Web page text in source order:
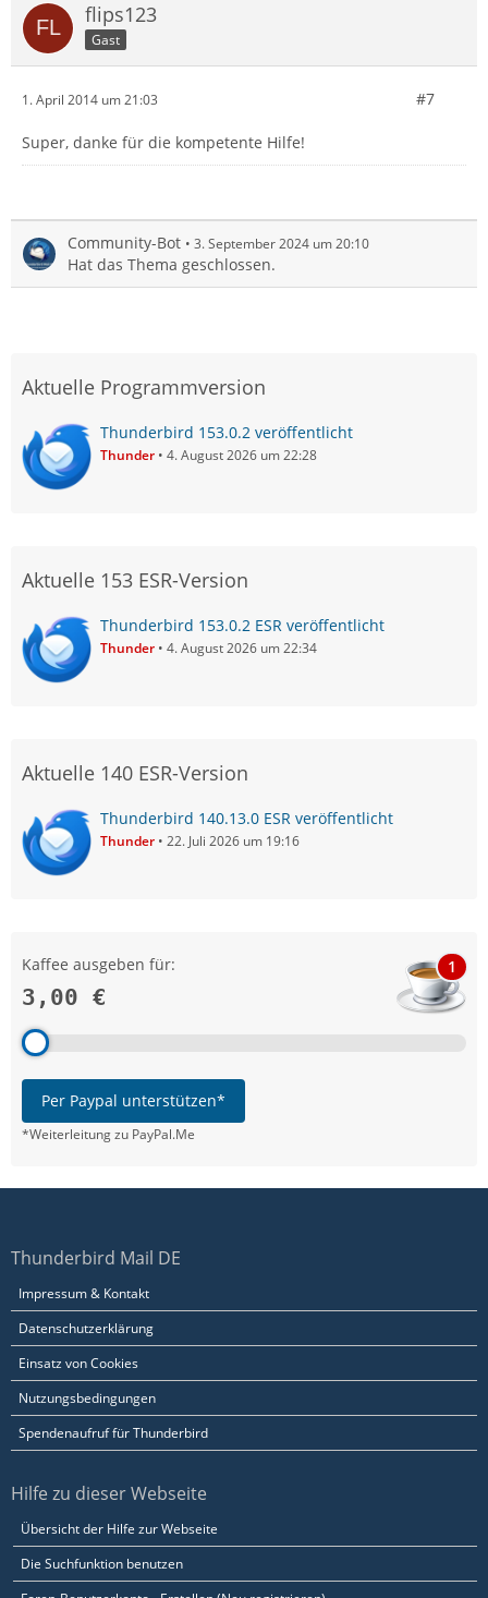
flips123
Gast
1. April 2014 um 21:03 #7
Super, danke für die kompetente Hilfe!
Community-Bot 3. September 2024 um 20:10
Hat das Thema geschlossen.
Aktuelle Programmversion
Thunderbird 153.0.2 veröffentlicht
Thunder 4. August 2026 um 22:28
Aktuelle 153 ESR-Version
Thunderbird 153.0.2 ESR veröffentlicht
Thunder 4. August 2026 um 22:34
Aktuelle 140 ESR-Version
Thunderbird 140.13.0 ESR veröffentlicht
Thunder 22. Juli 2026 um 19:16
Kaffee ausgeben für:
3,00 €
1
Per Paypal unterstützen*
*Weiterleitung zu PayPal.Me
Thunderbird Mail DE
Impressum & Kontakt
Datenschutzerklärung
Einsatz von Cookies
Nutzungsbedingungen
Spendenaufruf für Thunderbird
Hilfe zu dieser Webseite
Übersicht der Hilfe zur Webseite
Die Suchfunktion benutzen